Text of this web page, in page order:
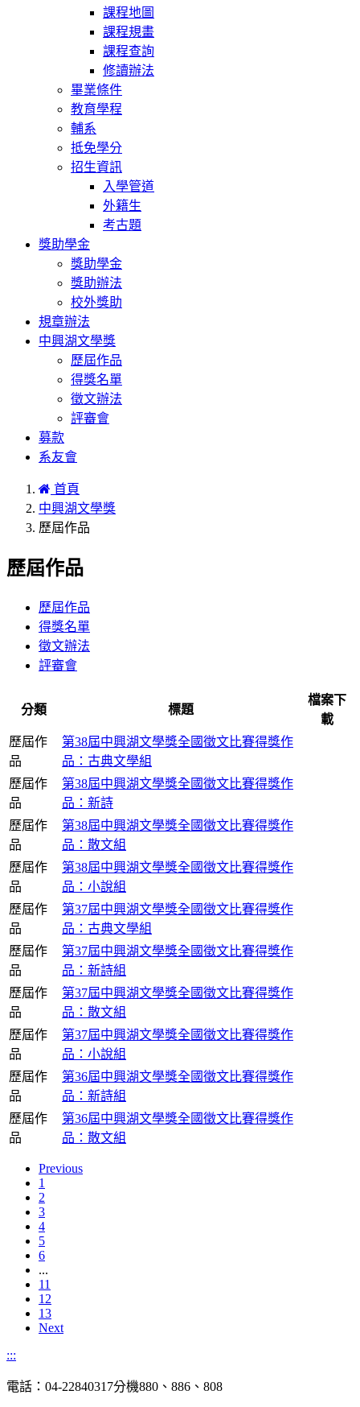
課程地圖
課程規畫
課程查詢
修讀辦法
畢業條件
教育學程
輔系
抵免學分
招生資訊
入學管道
外籍生
考古題
獎助學金
獎助學金
獎助辦法
校外獎助
規章辦法
中興湖文學獎
歷屆作品
得獎名單
徵文辦法
評審會
募款
系友會
首頁
中興湖文學獎
歷屆作品
歷屆作品
歷屆作品
得獎名單
徵文辦法
評審會
分類 標題
檔案下
載
歷屆作
品
第38屆中興湖文學獎全國徵文比賽得獎作
品：古典文學組
歷屆作
品
第38屆中興湖文學獎全國徵文比賽得獎作
品：新詩
歷屆作
品
第38屆中興湖文學獎全國徵文比賽得獎作
品：散文組
歷屆作
品
第38屆中興湖文學獎全國徵文比賽得獎作
品：小說組
歷屆作
品
第37屆中興湖文學獎全國徵文比賽得獎作
品：古典文學組
歷屆作
品
第37屆中興湖文學獎全國徵文比賽得獎作
品：新詩組
歷屆作
品
第37屆中興湖文學獎全國徵文比賽得獎作
品：散文組
歷屆作
品
第37屆中興湖文學獎全國徵文比賽得獎作
品：小說組
歷屆作
品
第36屆中興湖文學獎全國徵文比賽得獎作
品：新詩組
歷屆作
品
第36屆中興湖文學獎全國徵文比賽得獎作
品：散文組
Previous
1
2
3
4
5
6
...
11
12
13
Next
:::
電話：04-22840317分機880、886、808